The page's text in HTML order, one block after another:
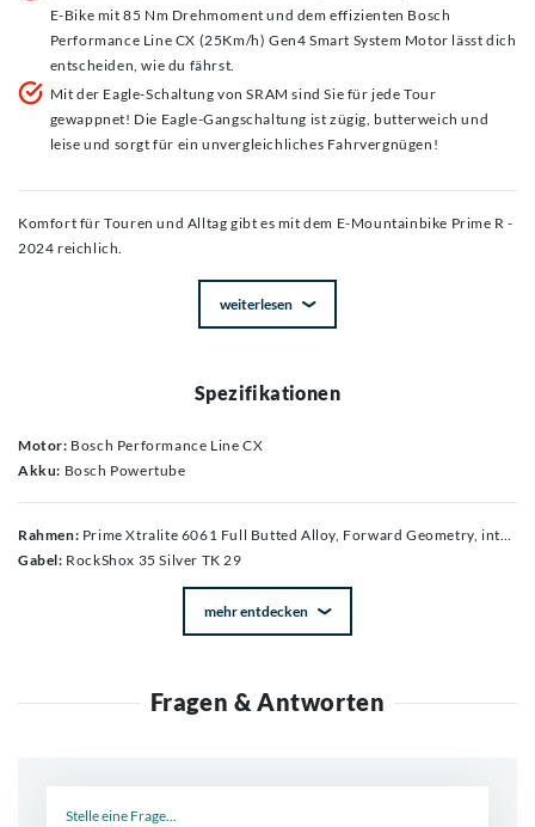
E-Bike mit 85 Nm Drehmoment und dem effizienten Bosch
Performance Line CX (25Km/h) Gen4 Smart System Motor lässt dich
entscheiden, wie du fährst.
Mit der Eagle-Schaltung von SRAM sind Sie für jede Tour
gewappnet! Die Eagle-Gangschaltung ist zügig, butterweich und
leise und sorgt für ein unvergleichliches Fahrvergnügen!
Komfort für Touren und Alltag gibt es mit dem E-Mountainbike Prime R -
2024 reichlich.
weiterlesen
Spezifikationen
Motor: Bosch Performance Line CX
Akku: Bosch Powertube
Rahmen: Prime Xtralite 6061 Full Butted Alloy, Forward Geometry, integrierter, nicht herausnehmbarer Akku, konisches Steuerrohr, 12 x 148 mm Boost-Hinterachse, im Ausfallende integrierter Geschwindigkeitssensor.
Gabel: RockShox 35 Silver TK 29
mehr entdecken
Fragen & Antworten